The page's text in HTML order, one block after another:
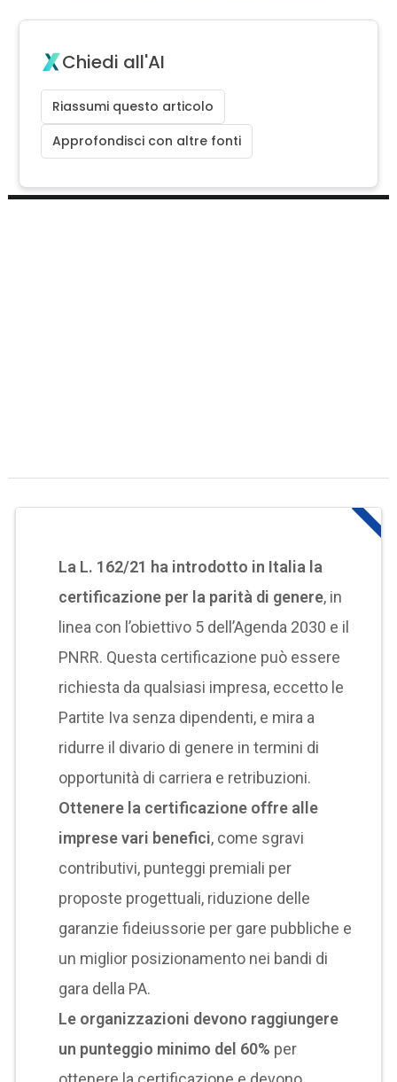
Chiedi all'AI
Riassumi questo articolo
Approfondisci con altre fonti
La L. 162/21 ha introdotto in Italia la
certificazione per la parità di genere, in
linea con l’obiettivo 5 dell’Agenda 2030 e il
PNRR. Questa certificazione può essere
richiesta da qualsiasi impresa, eccetto le
Partite Iva senza dipendenti, e mira a
ridurre il divario di genere in termini di
opportunità di carriera e retribuzioni.
Ottenere la certificazione offre alle
imprese vari benefici, come sgravi
contributivi, punteggi premiali per
proposte progettuali, riduzione delle
garanzie fideiussorie per gare pubbliche e
un miglior posizionamento nei bandi di
gara della PA.
Le organizzazioni devono raggiungere
un punteggio minimo del 60% per